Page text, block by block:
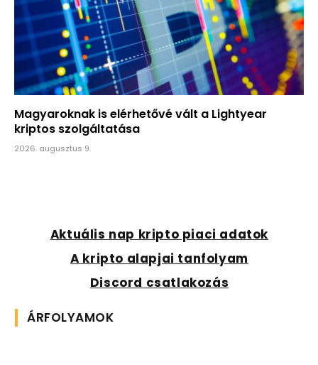
Magyaroknak is elérhetővé vált a Lightyear
kriptos szolgáltatása
2026. augusztus 9.
Aktuális nap kripto piaci adatok
A kripto alapjai tanfolyam
Discord csatlakozás
ÁRFOLYAMOK